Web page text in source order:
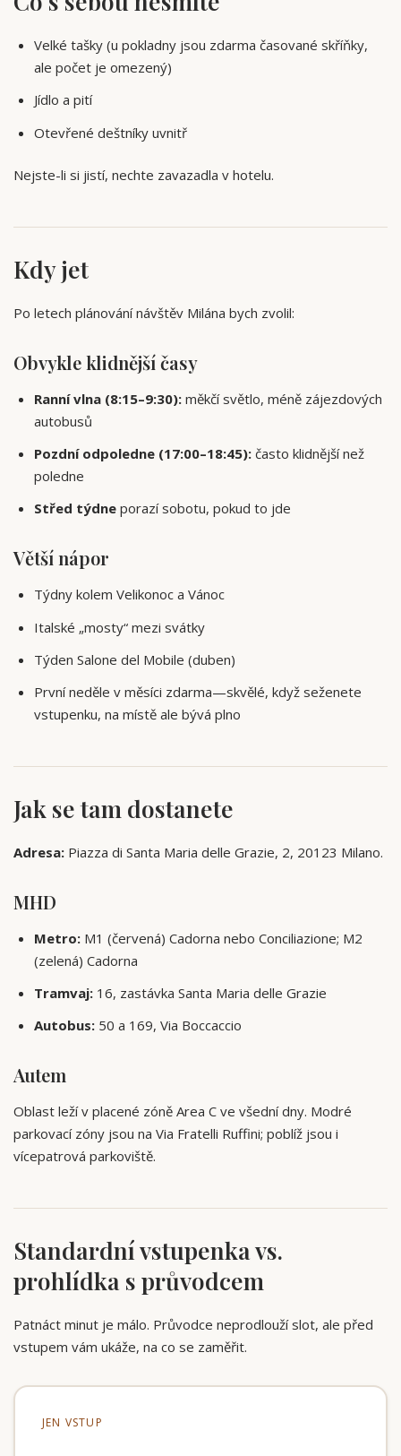
Velké tašky (u pokladny jsou zdarma časované skříňky,
ale počet je omezený)
Jídlo a pití
Otevřené deštníky uvnitř
Nejste-li si jistí, nechte zavazadla v hotelu.
Kdy jet
Po letech plánování návštěv Milána bych zvolil:
Obvykle klidnější časy
Ranní vlna (8:15–9:30):měkčí světlo, méně zájezdových
autobusů
Pozdní odpoledne (17:00–18:45):často klidnější než
poledne
Střed týdneporazí sobotu, pokud to jde
Větší nápor
Týdny kolem Velikonoc a Vánoc
Italské „mosty“ mezi svátky
Týden Salone del Mobile (duben)
První neděle v měsíci zdarma—skvělé, když seženete
vstupenku, na místě ale bývá plno
Jak se tam dostanete
Adresa: Piazza di Santa Maria delle Grazie, 2, 20123 Milano.
MHD
Metro:M1 (červená) Cadorna nebo Conciliazione; M2
(zelená) Cadorna
Tramvaj:16, zastávka Santa Maria delle Grazie
Autobus:50 a 169, Via Boccaccio
Autem
Oblast leží v placené zóně Area C ve všední dny. Modré
parkovací zóny jsou na Via Fratelli Ruffini; poblíž jsou i
vícepatrová parkoviště.
Standardní vstupenka vs.
prohlídka s průvodcem
Patnáct minut je málo. Průvodce neprodlouží slot, ale před
vstupem vám ukáže, na co se zaměřit.
JEN VSTUP